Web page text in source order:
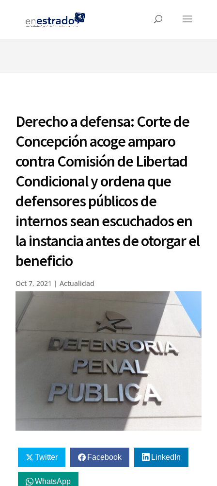
⚠️ Hosting plan for this site has expired.
avoid service disruption.
Derecho a defensa: Corte de
Concepción acoge amparo
contra Comisión de Libertad
Condicional y ordena que
defensores públicos de
internos sean escuchados en
la instancia antes de otorgar el
beneficio
Oct 7, 2021 |Actualidad
Twitter Facebook LinkedIn
WhatsApp